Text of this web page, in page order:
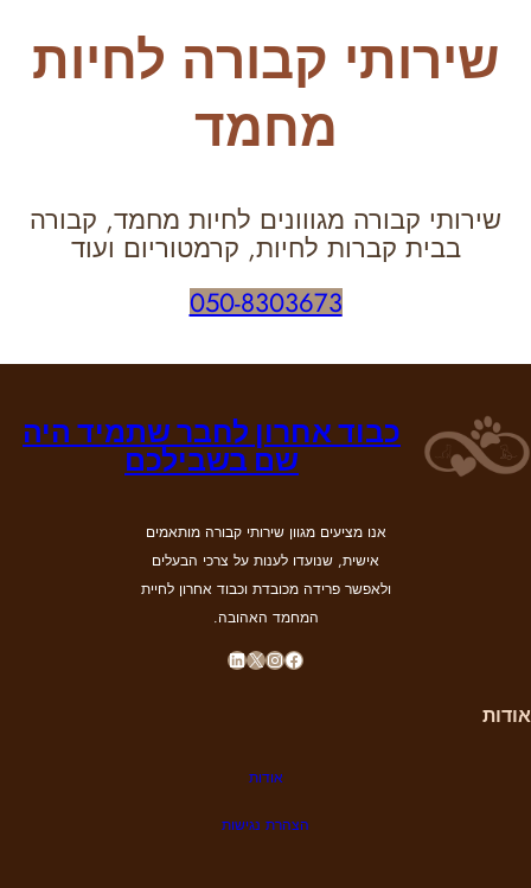
שירותי קבורה לחיות
מחמד
שירותי קבורה מגווונים לחיות מחמד, קבורה
בבית קברות לחיות, קרמטוריום ועוד
050-8303673
כבוד אחרון לחבר שתמיד היה
שם בשבילכם
אנו מציעים מגוון שירותי קבורה מותאמים
אישית, שנועדו לענות על צרכי הבעלים
ולאפשר פרידה מכובדת וכבוד אחרון לחיית
המחמד האהובה.
Facebook
Instagram
X
LinkedIn
אודות
אודות
הצהרת נגישות